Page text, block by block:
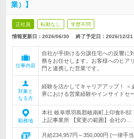
業）】
正社員 転勤なし 学歴不問
情報更新日：2026/06/30 終了予定日： 2026/12/21
仕事内容
自社が手掛ける分譲住宅への反響に
務をお任せします。お客様へのヒア
門と連携した営業です。
対象と
なる方
経験を活かしてキャリアアップ！
界における営業経験やインサイドセ
勤務地
本社 岐阜県羽島郡岐南町上印食8-82
上記事業所 【変更の範囲】会社の…
月給234,957円～350,000円 (一律手